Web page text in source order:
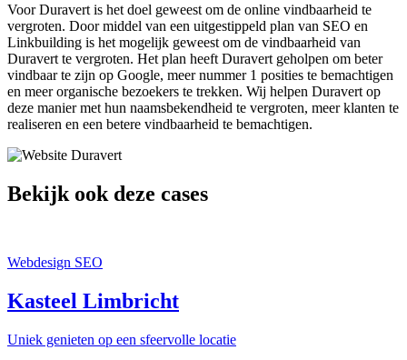
Voor Duravert is het doel geweest om de online vindbaarheid te
vergroten. Door middel van een uitgestippeld plan van SEO en
Linkbuilding is het mogelijk geweest om de vindbaarheid van
Duravert te vergroten. Het plan heeft Duravert geholpen om beter
vindbaar te zijn op Google, meer nummer 1 posities te bemachtigen
en meer organische bezoekers te trekken. Wij helpen Duravert op
deze manier met hun naamsbekendheid te vergroten, meer klanten te
realiseren en een betere vindbaarheid te bemachtigen.
Bekijk ook deze cases
Webdesign SEO
Kasteel Limbricht
Uniek genieten op een sfeervolle locatie